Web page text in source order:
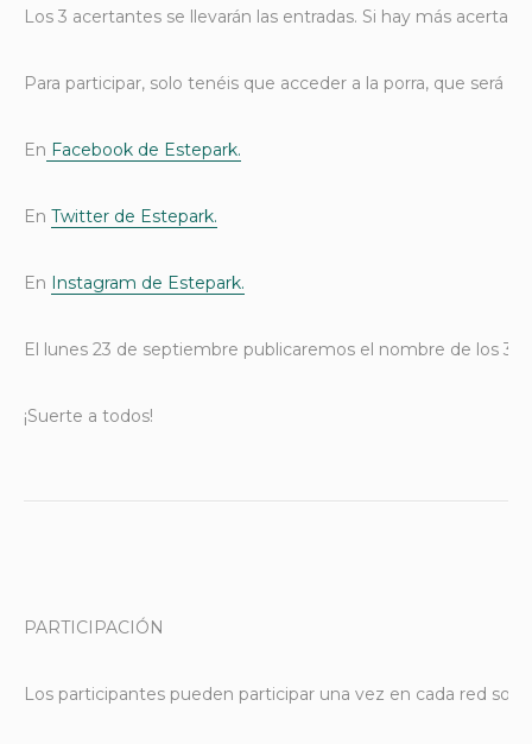
Los 3 acertantes se llevarán las entradas. Si hay más
Para participar, solo tenéis que acceder a la porra, que será
En Facebook de Estepark.
En Twitter de Estepark.
En Instagram de Estepark.
El lunes 23 de septiembre publicaremos el nombre de los 3
¡Suerte a todos!
PARTICIPACIÓN
Los participantes pueden participar una vez en cada red